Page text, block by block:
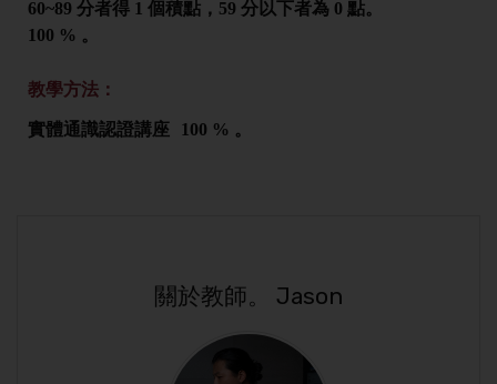
60~89 分者得 1 個積點，59 分以下者為 0 點。
100 % 。
教學方法：
實體通識認證講座 100 % 。
關於教師。 Jason